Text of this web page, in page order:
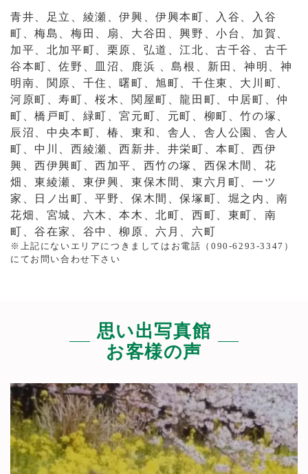
てはご相談させて頂きますのでお申し出下さい
ませ。
2号車完成しました。
小回りの効く軽自動車で主に6kg以下、体長
特許技術を生かした環境にも優しい最新火葬炉
を搭載しております。田村潤が担当致します。
キャンディーカプセル販売終了
取扱い終了となりましたのでお求めの方はお手
数ですが楽天市場、アマゾン 等にてお求め下さ
い。
尚、アルミカプセルは新色も含め各色ございま
青井、足立、綾瀬、伊興、伊興本町、入谷、入谷
町、梅島、梅田、扇、大谷田、興野、小台、加賀、
加平、北加平町、栗原、弘道、江北、古千谷、古千
谷本町、佐野、皿沼、鹿浜 、島根、新田、神明、神
明南、関原、千住、曙町、旭町、千住東、大川町、
河原町、寿町、桜木、関屋町、龍田町、中居町、仲
町、橋戸町、緑町、宮元町、元町、柳町、竹の塚、
辰沼、中央本町、椿、東和、舎人、舎人公園、舎人
町、中川、西綾瀬、西新井、井栄町、本町、西伊
興、西伊興町、西加平、西竹の塚、西保木間、花
畑、東綾瀬、東伊興、東保木間、東六月町、一ツ
家、日ノ出町、平野、保木間、保塚町、堀之内、南
花畑、宮城、六木、本木、北町、西町、東町、南
町、谷在家、谷中、柳原、六月、六町
※上記にないエリアにつきましてはお電話（090-6293-3347）
にてお問い合わせ下さい
思い出写真館
お客様の声